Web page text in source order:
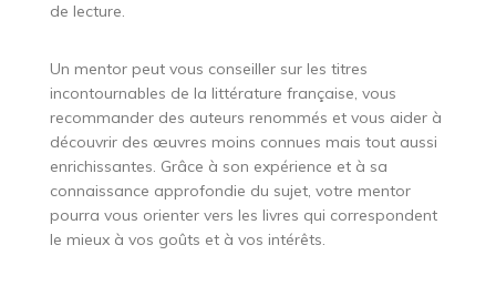
de lecture.
Un mentor peut vous conseiller sur les titres
incontournables de la littérature française, vous
recommander des auteurs renommés et vous aider à
découvrir des œuvres moins connues mais tout aussi
enrichissantes. Grâce à son expérience et à sa
connaissance approfondie du sujet, votre mentor
pourra vous orienter vers les livres qui correspondent
le mieux à vos goûts et à vos intérêts.